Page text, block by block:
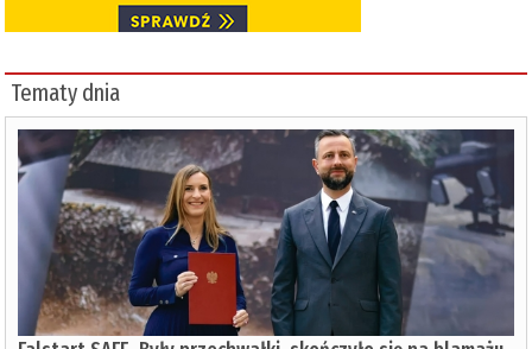
Tematy dnia